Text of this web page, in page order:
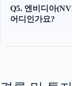
Q5. 엔비디아
어디인가요?